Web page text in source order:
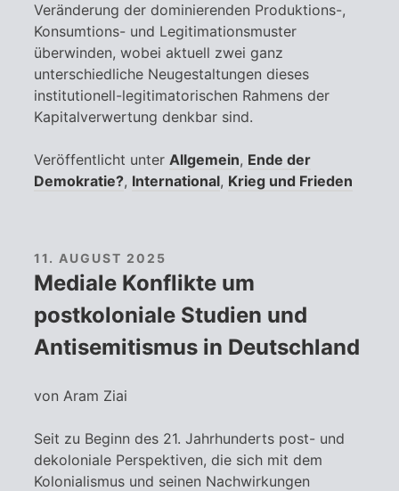
Veränderung der dominierenden Produktions-,
Konsumtions- und Legitimationsmuster
überwinden, wobei aktuell zwei ganz
unterschiedliche Neugestaltungen dieses
institutionell-legitimatorischen Rahmens der
Kapitalverwertung denkbar sind.
Veröffentlicht unter Allgemein, Ende der
Demokratie?, International, Krieg und Frieden
Mediale Konflikte um
postkoloniale Studien und
Antisemitismus in Deutschland
11. AUGUST 2025
von Aram Ziai
Seit zu Beginn des 21. Jahrhunderts post- und
dekoloniale Perspektiven, die sich mit dem
Kolonialismus und seinen Nachwirkungen